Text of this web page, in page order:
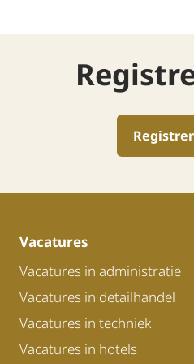
Vacatures
Vacatures in administratie
Vacatures in detailhandel
Vacatures in techniek
Vacatures in hotels